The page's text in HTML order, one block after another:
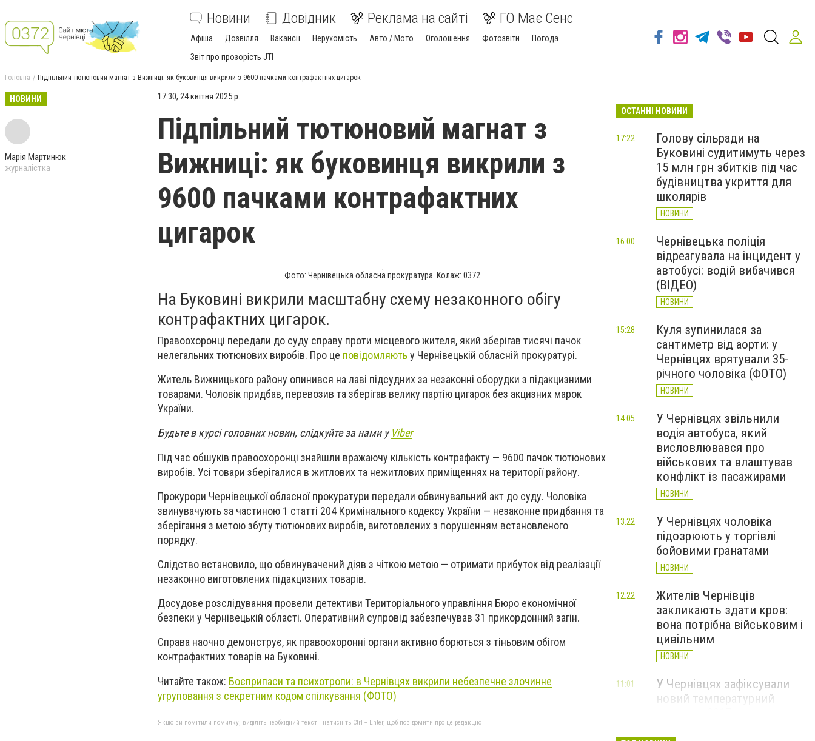
Новини Довідник Реклама на сайті ГО Має Сенс
Афіша Дозвілля Вакансії Нерухомість Авто / Мото Оголошення Фотозвіти
Погода
Звіт про прозорість JTI
Головна Підпільний тютюновий магнат з Вижниці: як буковинця викрили з 9600 пачками контрафактних цигарок
НОВИНИ
Марія Мартинюк
журналістка
17:30, 24 квітня 2025 р.
Підпільний тютюновий магнат з
Вижниці: як буковинця викрили з
9600 пачками контрафактних
цигарок
Фото: Чернівецька обласна прокуратура. Колаж: 0372
На Буковині викрили масштабну схему незаконного обігу
контрафактних цигарок.
Правоохоронці передали до суду справу проти місцевого жителя, який зберігав тисячі пачок
нелегальних тютюнових виробів. Про це повідомляютьу Чернівецькій обласній прокуратурі.
Житель Вижницького району опинився на лаві підсудних за незаконні оборудки з підакцизними
товарами. Чоловік придбав, перевозив та зберігав велику партію цигарок без акцизних марок
України.
Будьте в курсі головних новин, слідкуйте за нами уViber
Під час обшуків правоохоронці знайшли вражаючу кількість контрафакту — 9600 пачок тютюнових
виробів. Усі товари зберігалися в житлових та нежитлових приміщеннях на території району.
Прокурори Чернівецької обласної прокуратури передали обвинувальний акт до суду. Чоловіка
звинувачують за частиною 1 статті 204 Кримінального кодексу України — незаконне придбання та
зберігання з метою збуту тютюнових виробів, виготовлених з порушенням встановленого
порядку.
Слідство встановило, що обвинувачений діяв з чіткою метою — отримати прибуток від реалізації
незаконно виготовлених підакцизних товарів.
Досудове розслідування провели детективи Територіального управління Бюро економічної
безпеки у Чернівецькій області. Оперативний супровід забезпечував 31 прикордонний загін.
Справа наочно демонструє, як правоохоронні органи активно борються з тіньовим обігом
контрафактних товарів на Буковині.
Читайте також: Боєприпаси та психотропи: в Чернівцях викрили небезпечне злочинне
угруповання з секретним кодом спілкування (ФОТО)
Якщо ви помітили помилку, виділіть необхідний текст і натисніть Ctrl + Enter, щоб повідомити про це редакцію
ОСТАННІ НОВИНИ
Голову сільради на
Буковині судитимуть через
15 млн грн збитків під час
будівництва укриття для
школярів
НОВИНИ
17:22
Чернівецька поліція
відреагувала на інцидент у
автобусі: водій вибачився
(ВІДЕО)
НОВИНИ
16:00
Куля зупинилася за
сантиметр від аорти: у
Чернівцях врятували 35-
річного чоловіка (ФОТО)
НОВИНИ
15:28
У Чернівцях звільнили
водія автобуса, який
висловлювався про
військових та влаштував
конфлікт із пасажирами
НОВИНИ
14:05
У Чернівцях чоловіка
підозрюють у торгівлі
бойовими гранатами
НОВИНИ
13:22
Жителів Чернівців
закликають здати кров:
вона потрібна військовим і
цивільним
НОВИНИ
12:22
У Чернівцях зафіксували
новий температурний
11:01